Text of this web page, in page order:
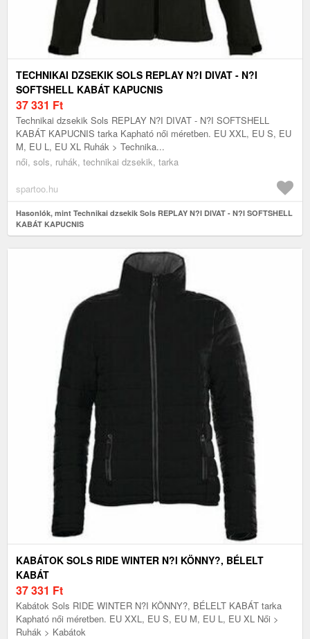
TECHNIKAI DZSEKIK SOLS REPLAY N?I DIVAT - N?I
SOFTSHELL KABÁT KAPUCNIS
37 331 Ft
Technikai dzsekik Sols REPLAY N?I DIVAT - N?I SOFTSHELL
KABÁT KAPUCNIS tarka Kapható női méretben. EU XXL, EU S, EU
M, EU L, EU XL Ruhák > Technika...
női, sols, ruhák, technikai dzsekik, tarka
spartoo.hu
Hasonlók, mint Technikai dzsekik Sols REPLAY N?I DIVAT - N?I SOFTSHELL
KABÁT KAPUCNIS
KABÁTOK SOLS RIDE WINTER N?I KÖNNY?, BÉLELT
KABÁT
37 331 Ft
Kabátok Sols RIDE WINTER N?I KÖNNY?, BÉLELT KABÁT tarka
Kapható női méretben. EU XXL, EU S, EU M, EU L, EU XL Női >
Ruhák > Kabátok